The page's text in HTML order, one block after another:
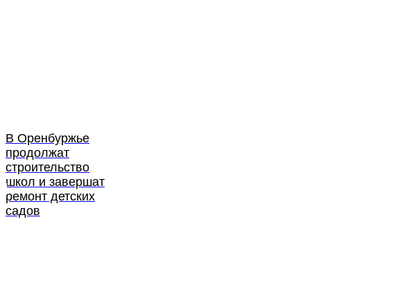
В Оренбуржье
продолжат
строительство
школ и завершат
ремонт детских
садов